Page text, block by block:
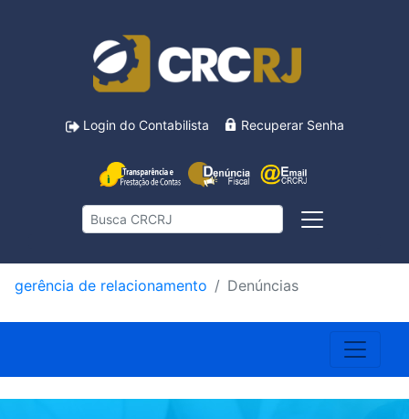
Login do Contabilista Recuperar Senha
gerência de relacionamento Denúncias